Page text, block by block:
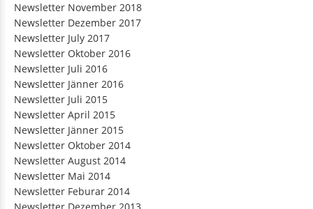
Newsletter November 2018
Newsletter Dezember 2017
Newsletter July 2017
Newsletter Oktober 2016
Newsletter Juli 2016
Newsletter Jänner 2016
Newsletter Juli 2015
Newsletter April 2015
Newsletter Jänner 2015
Newsletter Oktober 2014
Newsletter August 2014
Newsletter Mai 2014
Newsletter Feburar 2014